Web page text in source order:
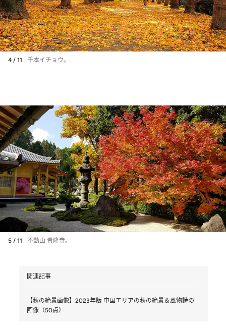
4 / 11 千本イチョウ。
5 / 11 不動山 青隆寺。
関連記事
【秋の絶景画像】2023年版 中国エリアの秋の絶景＆風物詩の
画像（50点）